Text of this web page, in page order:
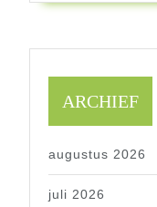
ARCHIEF
augustus 2026
juli 2026